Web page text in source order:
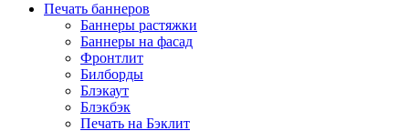
Печать баннеров
Баннеры растяжки
Баннеры на фасад
Фронтлит
Билборды
Блэкаут
Блэкбэк
Печать на Бэклит